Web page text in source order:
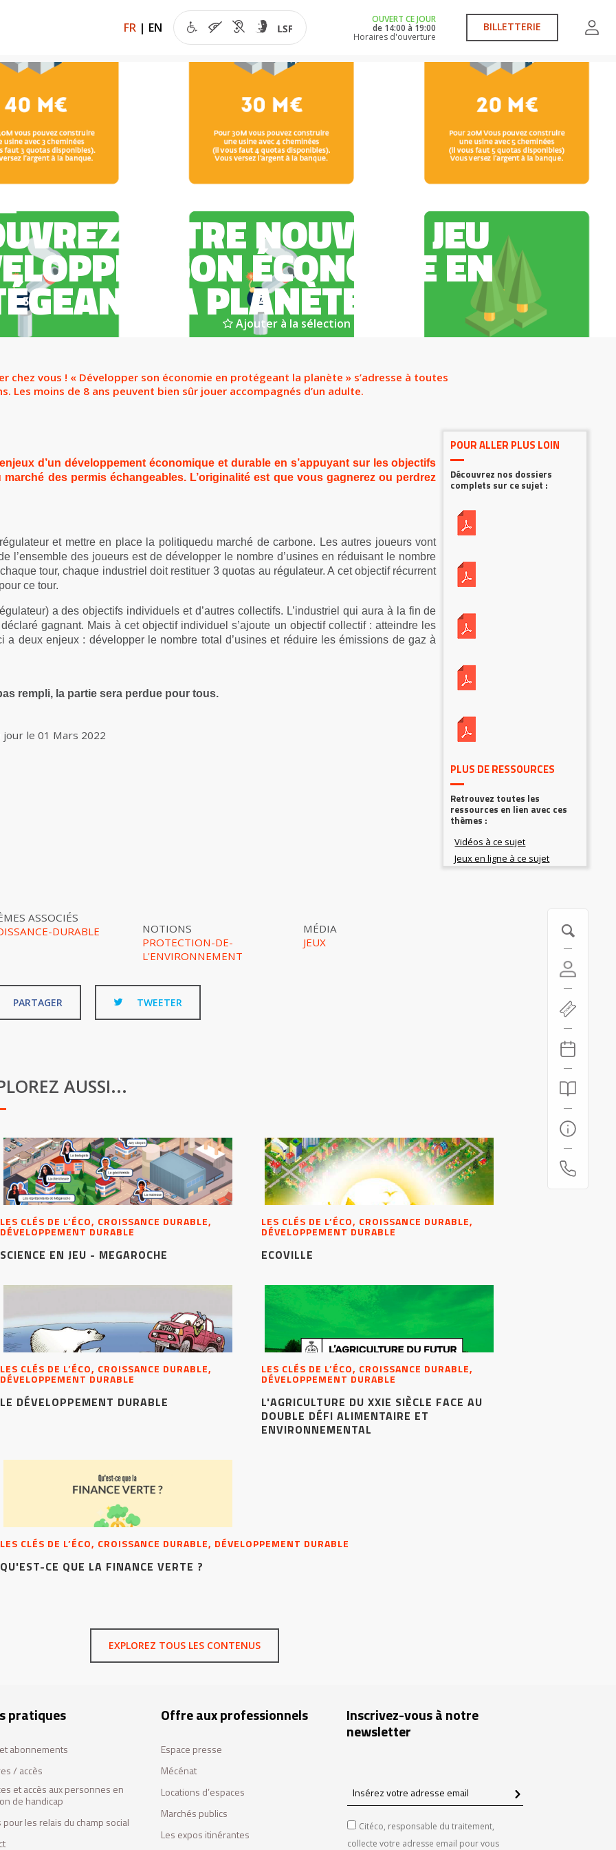
FR | EN
OUVERT CE JOUR
de 14:00 à 19:00
Horaires d'ouverture
BILLETTERIE
NOTRE NOUVEAU JEU
SON ÉCONOMIE EN
LA PLANÈTE
Ajouter à la sélection
chez vous ! « Développer son économie en protégeant la planète » s’adresse à toutes
Les moins de 8 ans peuvent bien sûr jouer accompagnés d’un adulte.
d’un développement économique et durable en s’appuyant sur les objectifs
des permis échangeables. L’originalité est que vous gagnerez ou perdrez
et mettre en place la politiquedu marché de carbone. Les autres joueurs vont
l’ensemble des joueurs est de développer le nombre d’usines en réduisant le nombre
tour, chaque industriel doit restituer 3 quotas au régulateur. A cet objectif récurrent
ce tour.
a des objectifs individuels et d’autres collectifs. L’industriel qui aura à la fin de
gagnant. Mais à cet objectif individuel s’ajoute un objectif collectif : atteindre les
a deux enjeux : développer le nombre total d’usines et réduire les émissions de gaz à
rempli, la partie sera perdue pour tous.
jour le 01 Mars 2022
POUR ALLER PLUS LOIN
Découvrez nos dossiers
complets sur ce sujet :
PLUS DE RESSOURCES
Retrouvez toutes les
ressources en lien avec ces
thèmes :
ASSOCIÉS
DURABLE
NOTIONS
PROTECTION-DE-
L'ENVIRONNEMENT
MÉDIA
JEUX
PARTAGER TWEETER
AUSSI...
LES CLÉS DE L’ÉCO, CROISSANCE DURABLE,
DÉVELOPPEMENT DURABLE
SCIENCE EN JEU - MEGAROCHE
LES CLÉS DE L’ÉCO, CROISSANCE DURABLE,
DÉVELOPPEMENT DURABLE
ECOVILLE
LES CLÉS DE L’ÉCO, CROISSANCE DURABLE,
DÉVELOPPEMENT DURABLE
LE DÉVELOPPEMENT DURABLE
LES CLÉS DE L’ÉCO, CROISSANCE DURABLE,
DÉVELOPPEMENT DURABLE
L'AGRICULTURE DU XXIE SIÈCLE FACE AU
DOUBLE DÉFI ALIMENTAIRE ET
ENVIRONNEMENTAL
LES CLÉS DE L’ÉCO, CROISSANCE DURABLE, DÉVELOPPEMENT DURABLE
QU'EST-CE QUE LA FINANCE VERTE ?
EXPLOREZ TOUS LES CONTENUS
pratiques
abonnements
/ accès
et accès aux personnes en
de handicap
pour les relais du champ social
Offre aux professionnels
Espace presse
Mécénat
Locations d’espaces
Marchés publics
Les expos itinérantes
Inscrivez-vous à notre
newsletter
Insérez
votre
adresse
email
Citéco, responsable du traitement,
collecte votre adresse email pour vous